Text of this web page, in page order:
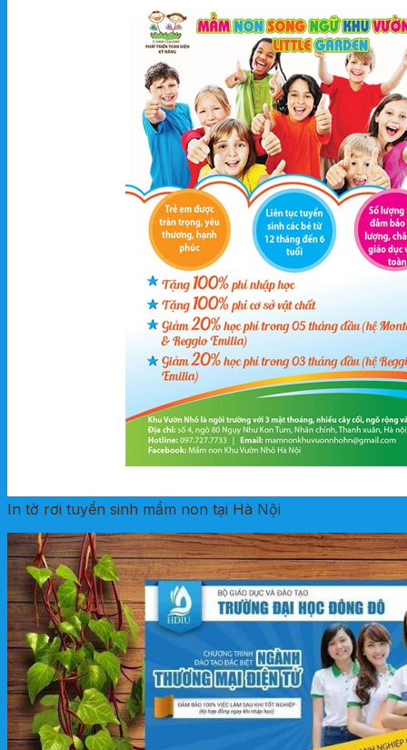
In tờ rơi tuyển sinh mầm non tại Hà Nội